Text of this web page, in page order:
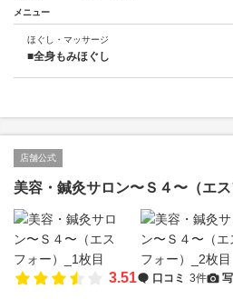
メニュー
ほぐし・マッサージ
■全身もみほぐし
店舗公式
美容・鍼灸サロン〜Ｓ４〜（エス
3.51 口コミ 3件